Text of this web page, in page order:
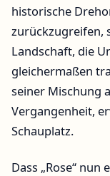
historische
zurückzugreifen,
Landschaft, die
gleichermaßen
seiner Mischung
Vergangenheit,
Schauplatz.
Dass „Rose“